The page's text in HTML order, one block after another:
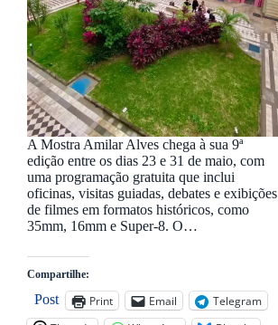
A Mostra Amilar Alves chega à sua 9ª
edição entre os dias 23 e 31 de maio, com
uma programação gratuita que inclui
oficinas, visitas guiadas, debates e exibições
de filmes em formatos históricos, como
35mm, 16mm e Super-8. O…
Compartilhe:
Post Print Email
Telegram